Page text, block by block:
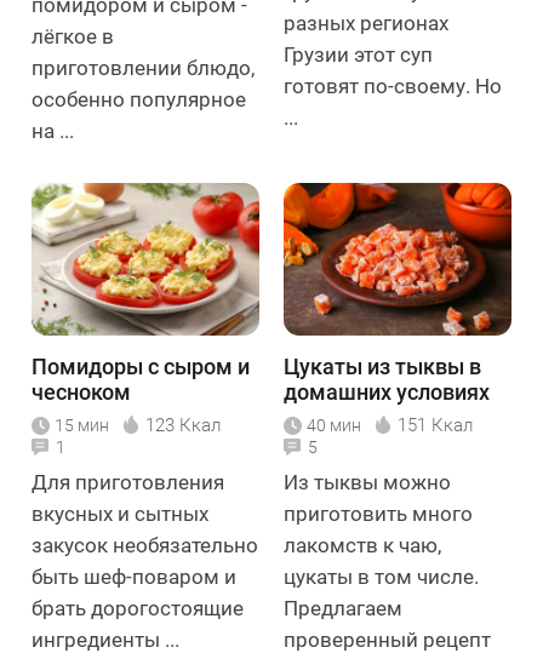
помидором и сыром -
лёгкое в
приготовлении блюдо,
особенно популярное
на ...
разных регионах
Грузии этот суп
готовят по-своему. Но
...
Помидоры с сыром и
чесноком
15 мин 123 Ккал
1
Для приготовления
вкусных и сытных
закусок необязательно
быть шеф-поваром и
брать дорогостоящие
ингредиенты ...
Цукаты из тыквы в
домашних условиях
40 мин 151 Ккал
5
Из тыквы можно
приготовить много
лакомств к чаю,
цукаты в том числе.
Предлагаем
проверенный рецепт